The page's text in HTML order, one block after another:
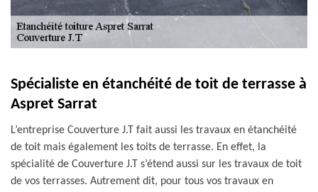
Spécialiste en étanchéité de toit de terrasse à
Aspret Sarrat
L’entreprise Couverture J.T fait aussi les travaux en étanchéité
de toit mais également les toits de terrasse. En effet, la
spécialité de Couverture J.T s’étend aussi sur les travaux de toit
de vos terrasses. Autrement dit, pour tous vos travaux en